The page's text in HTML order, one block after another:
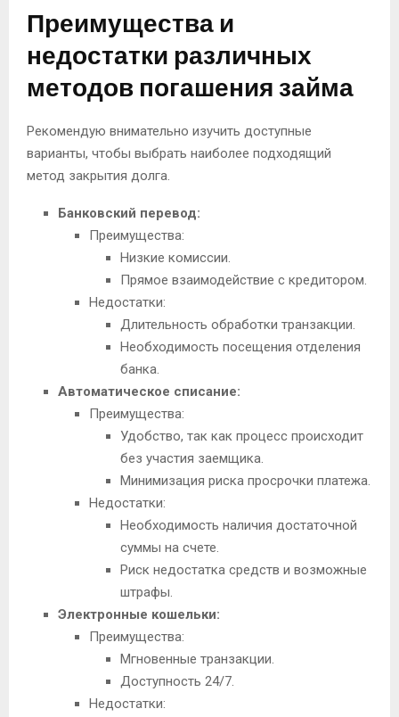
Преимущества и
недостатки различных
методов погашения займа
Рекомендую внимательно изучить доступные
варианты, чтобы выбрать наиболее подходящий
метод закрытия долга.
Банковский перевод:
Преимущества:
Низкие комиссии.
Прямое взаимодействие с кредитором.
Недостатки:
Длительность обработки транзакции.
Необходимость посещения отделения
банка.
Автоматическое списание:
Преимущества:
Удобство, так как процесс происходит
без участия заемщика.
Минимизация риска просрочки платежа.
Недостатки:
Необходимость наличия достаточной
суммы на счете.
Риск недостатка средств и возможные
штрафы.
Электронные кошельки:
Преимущества:
Мгновенные транзакции.
Доступность 24/7.
Недостатки: